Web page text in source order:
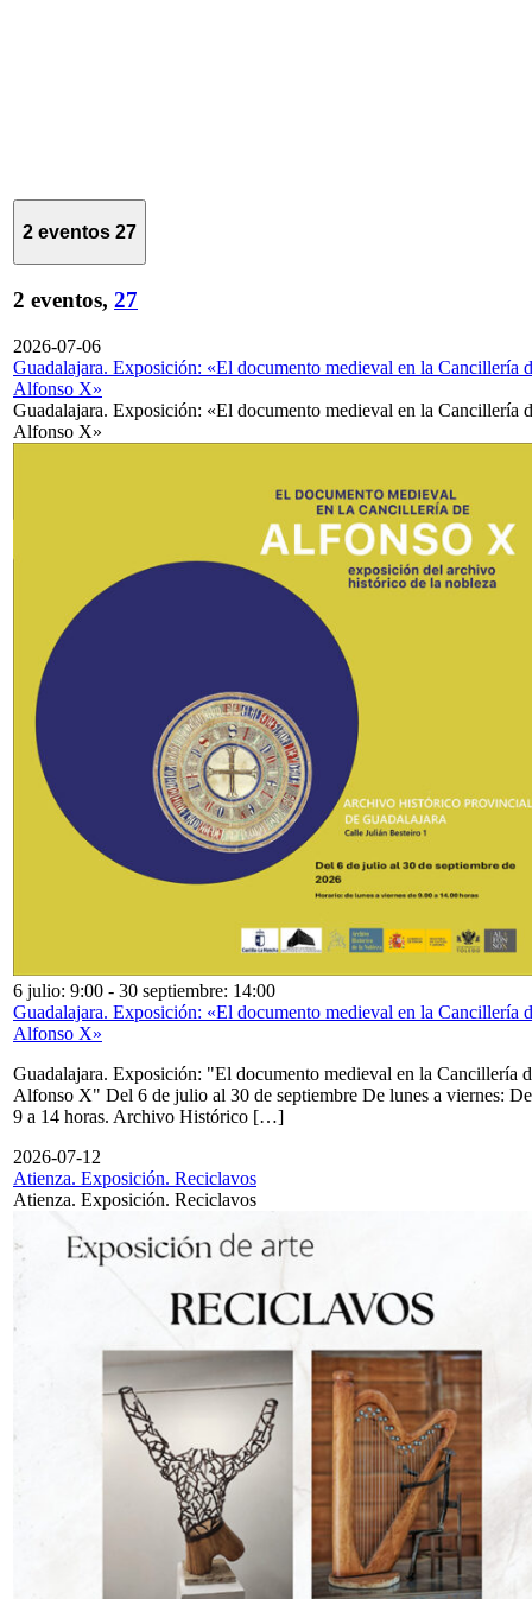
2 eventos 27
2 eventos, 27
2026-07-06
Guadalajara. Exposición: «El documento medieval en la Cancillería
Alfonso X»
Guadalajara. Exposición: «El documento medieval en la Cancillería
Alfonso X»
6 julio: 9:00 - 30 septiembre: 14:00
Guadalajara. Exposición: «El documento medieval en la Cancillería
Alfonso X»
Guadalajara. Exposición: "El documento medieval en la Cancillería
Alfonso X" Del 6 de julio al 30 de septiembre De lunes a viernes: De
9 a 14 horas. Archivo Histórico […]
2026-07-12
Atienza. Exposición. Reciclavos
Atienza. Exposición. Reciclavos